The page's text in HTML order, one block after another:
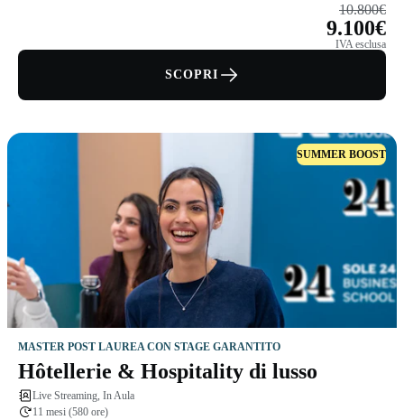
10.800€
9.100€
IVA esclusa
SCOPRI
SUMMER BOOST
MASTER POST LAUREA CON STAGE GARANTITO
Hôtellerie & Hospitality di lusso
Live Streaming, In Aula
11 mesi (580 ore)